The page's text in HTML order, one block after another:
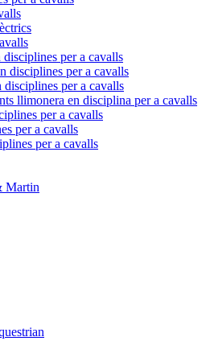
per a cavalls
disciplines per a cavalls
disciplines per a cavalls
llimonera en disciplina per a cavalls
per a cavalls
per a cavalls
per a cavalls